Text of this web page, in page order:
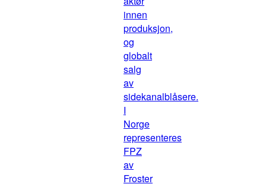
innen
produksjon,
og
globalt
salg
av
sidekanalblåsere.
I
Norge
representeres
FPZ
av
Froster